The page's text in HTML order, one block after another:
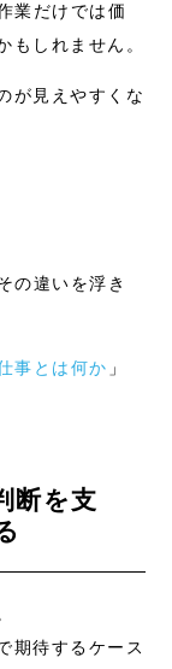
業だけでは価
もしれません。
が見えやすくな
の違いを浮き
事とは何か 」
断を支
期待するケース